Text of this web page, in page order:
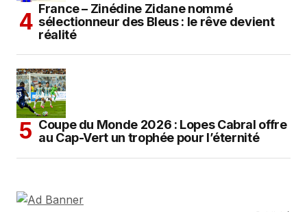
France – Zinédine Zidane nommé
sélectionneur des Bleus : le rêve devient
réalité
Coupe du Monde 2026 : Lopes Cabral offre
au Cap-Vert un trophée pour l’éternité